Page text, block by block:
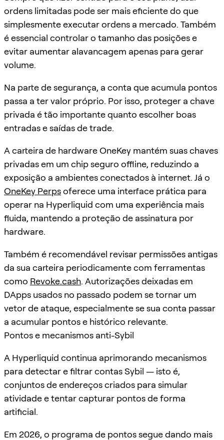
ordens limitadas pode ser mais eficiente do que
simplesmente executar ordens a mercado. Também
é essencial controlar o tamanho das posições e
evitar aumentar alavancagem apenas para gerar
volume.
Na parte de segurança, a conta que acumula pontos
passa a ter valor próprio. Por isso, proteger a chave
privada é tão importante quanto escolher boas
entradas e saídas de trade.
A carteira de hardware OneKey mantém suas chaves
privadas em um chip seguro offline, reduzindo a
exposição a ambientes conectados à internet. Já o
OneKey Perpsoferece uma interface prática para
operar na Hyperliquid com uma experiência mais
fluida, mantendo a proteção de assinatura por
hardware.
Também é recomendável revisar permissões antigas
da sua carteira periodicamente com ferramentas
como Revoke.cash. Autorizações deixadas em
DApps usados no passado podem se tornar um
vetor de ataque, especialmente se sua conta passar
a acumular pontos e histórico relevante.
Pontos e mecanismos anti-Sybil
A Hyperliquid continua aprimorando mecanismos
para detectar e filtrar contas Sybil — isto é,
conjuntos de endereços criados para simular
atividade e tentar capturar pontos de forma
artificial.
Em 2026, o programa de pontos segue dando mais